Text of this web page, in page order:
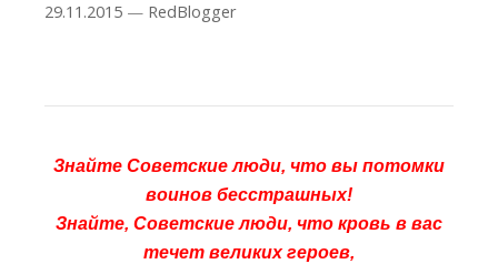
29.11.2015 — RedBlogger
Знайте Советские люди, что вы потомки
воинов бесстрашных!
Знайте, Советские люди, что кровь в вас
течет великих героев,